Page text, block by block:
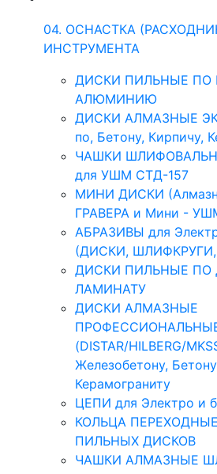
04. ОСНАСТКА
ИНСТРУМЕНТА
ДИСКИ ПИЛЬНЫЕ ПО
АЛЮМИНИЮ
ДИСКИ АЛМАЗНЫЕ
по, Бетону, Кирпичу,
ЧАШКИ
для УШМ СТД-157
МИНИ ДИСКИ
ГРАВЕРА и Мини -
АБРАЗИВЫ для
(ДИСКИ,
ДИСКИ ПИЛЬНЫЕ ПО
ЛАМИНАТУ
ДИСКИ АЛМАЗНЫЕ
(DISTAR/HILBERG/
Железобетону,
Керамограниту
ЦЕПИ для Электро и
КОЛЬЦА
ПИЛЬНЫХ ДИСКОВ
ЧАШКИ АЛМАЗНЫЕ